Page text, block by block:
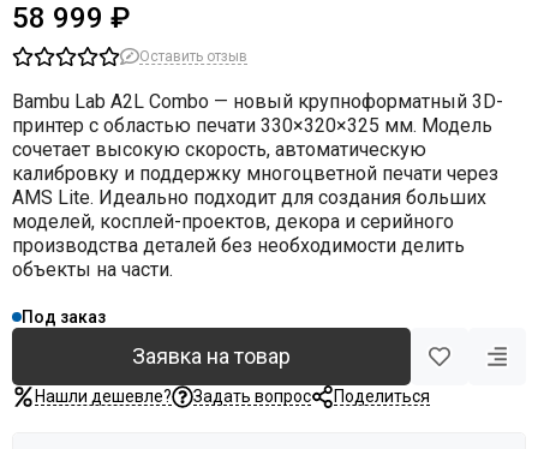
58 999 ₽
Оставить отзыв
Bambu Lab A2L Combo — новый крупноформатный 3D-
принтер с областью печати 330×320×325 мм. Модель
сочетает высокую скорость, автоматическую
калибровку и поддержку многоцветной печати через
AMS Lite. Идеально подходит для создания больших
моделей, косплей-проектов, декора и серийного
производства деталей без необходимости делить
объекты на части.
Под заказ
Заявка на товар
Нашли дешевле? Задать вопрос Поделиться